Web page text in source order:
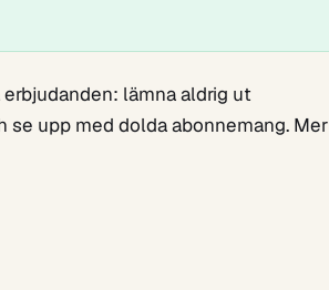
lämna aldrig ut
upp med dolda abonnemang. Mer